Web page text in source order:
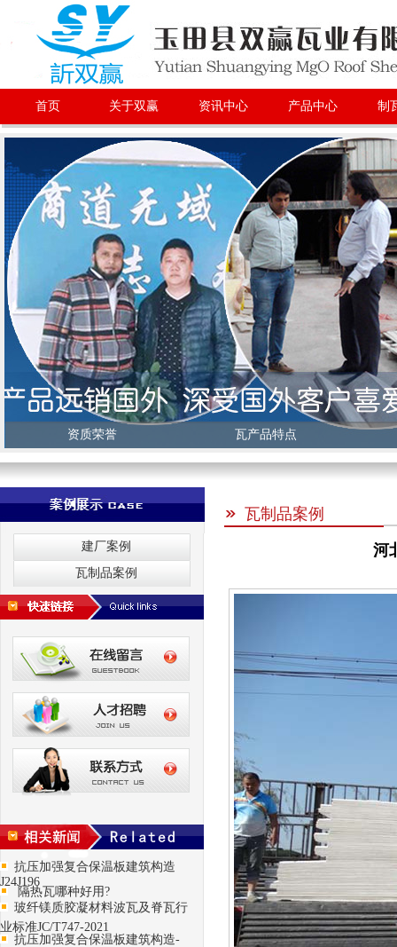
首页 关于双赢 资讯中心 产品中心 制
资质荣誉 瓦产品特点
建厂案例
瓦制品案例
抗压加强复合保温板建筑构造
J24J196
隔热瓦哪种好用?
玻纤镁质胶凝材料波瓦及脊瓦行
业标准JC/T747-2021
抗压加强复合保温板建筑构造-
瓦制品案例
河